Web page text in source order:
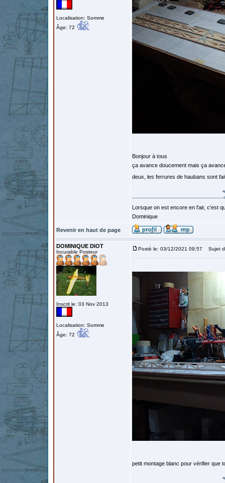
Localisation: Somme
Âge: 72
Bonjour à tous
ça avance doucement mais ça
deux, les ferrures de haubans sont
Lorsque on est encore en l'air, c'est
Dominique
Revenir en haut de page
DOMINIQUE DIOT
Incurable Posteur
Inscrit le: 03 Nov 2013
Localisation: Somme
Âge: 72
Posté le: 03/12/2021 09:57 Sujet
petit montage blanc pour vérifier que